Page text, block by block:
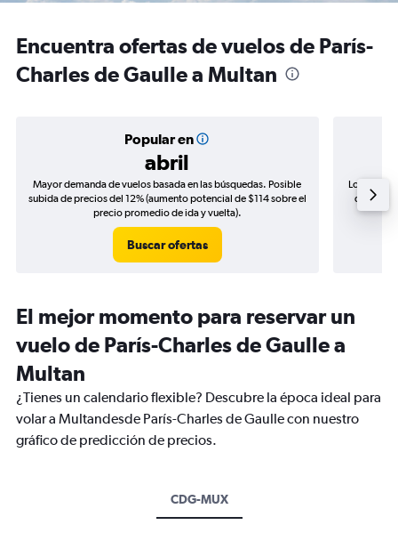
Encuentra ofertas de vuelos de París-
Charles de Gaulle a Multan
Popular en
abril
Mayor demanda de vuelos basada en las búsquedas. Posible
subida de precios del 12% (aumento potencial de $114 sobre el
precio promedio de ida y vuelta).
Buscar ofertas
Los
de
El mejor momento para reservar un
vuelo de París-Charles de Gaulle a
Multan
¿Tienes un calendario flexible? Descubre la época ideal para
volar a Multandesde París-Charles de Gaulle con nuestro
gráfico de predicción de precios.
CDG-MUX